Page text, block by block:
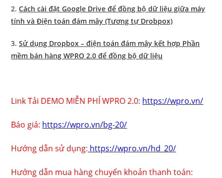
2.Cách cài đặt Google Drive để đồng bộ dữ liệu giữa máy
tính và Điện toán đám mây (Tương tự Drobpox)
3.Sử dụng Dropbox – điện toán đám mây kết hợp Phần
mềm bán hàng WPRO 2.0 để đồng bộ dữ liệu
Link Tải DEMO MIỄN PHÍ WPRO 2.0: https://wpro.vn/
Báo giá: https://wpro.vn/bg-20/
Hướng dẫn sử dụng: https://wpro.vn/hd_20/
Hướng dẫn mua hàng chuyển khoản thanh toán: